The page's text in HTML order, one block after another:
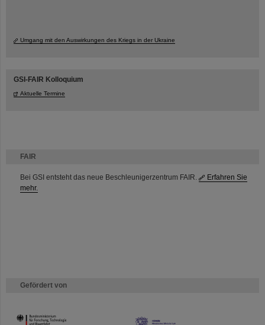
FAIR
Bei GSI entsteht das neue Beschleunigerzentrum FAIR.
Erfahren Sie
mehr.
Gefördert von
HMWK
Umgang mit den Auswirkungen des Kriegs in der Ukraine
GSI-FAIR Kolloquium
Aktuelle Termine